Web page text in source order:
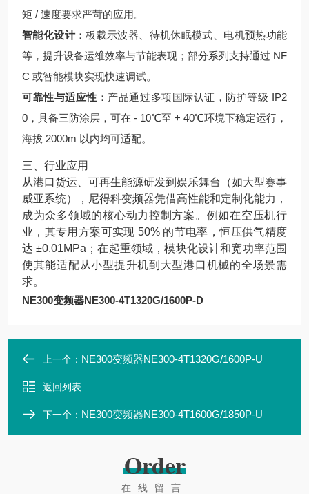
矩 / 速度要求严苛的应用。
智能化设计：板载示波器、待机休眠模式、电机预热功能
等，提升设备运维效率与节能表现；部分系列支持通过 NF
C 或智能模块实现快速调试。
可靠性与适应性 ：产品通过多项国际认证，防护等级 IP2
0，具备三防涂层，可在 - 10℃至 + 40℃环境下稳定运行，
海拔 2000m 以内均可适配。
三、行业应用
从港口货运、可再生能源研发到娱乐舞台（如大型赛事
威亚系统），尼得科变频器凭借高性能和定制化能力，
成为众多领域的核心动力控制方案。例如在空压机行
业，其专用方案可实现 50% 的节电率，恒压供气精度
达 ±0.01MPa；在起重领域，模块化设计和宽功率范围
使其能适配从小型提升机到大型港口机械的全场景需
求。
NE300变频器NE300-4T1320G/1600P-D
上一个： NE300变频器NE300-4T1320G/1600P-U
返回列表
下一个： NE300变频器NE300-4T1600G/1850P-U
Order
在线留言